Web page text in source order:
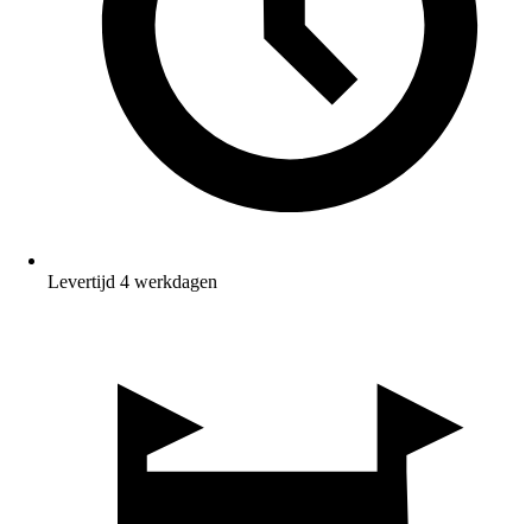
Levertijd 4 werkdagen